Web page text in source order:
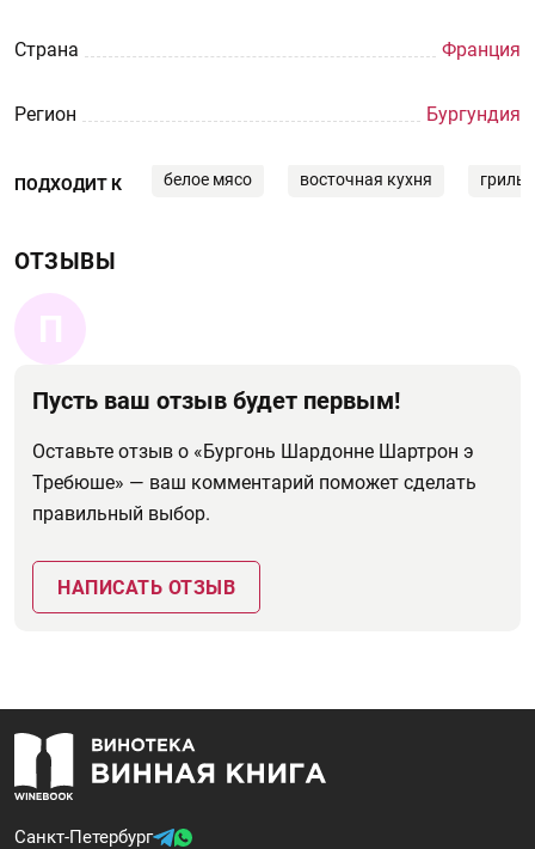
Страна Франция
Регион Бургундия
ПОДХОДИТ К белое мясо восточная кухня гриль
ОТЗЫВЫ
П
Пусть ваш отзыв будет первым!
Оставьте отзыв о «Бургонь Шардонне Шартрон э
Требюше» — ваш комментарий поможет сделать
правильный выбор.
НАПИСАТЬ ОТЗЫВ
Санкт-Петербург